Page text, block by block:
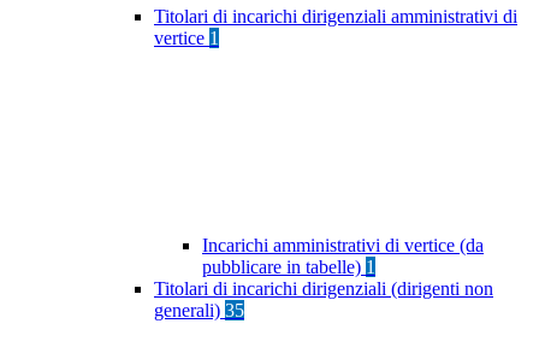
Titolari di incarichi dirigenziali amministrativi di
vertice 1
Incarichi amministrativi di vertice (da
pubblicare in tabelle) 1
Titolari di incarichi dirigenziali (dirigenti non
generali) 35